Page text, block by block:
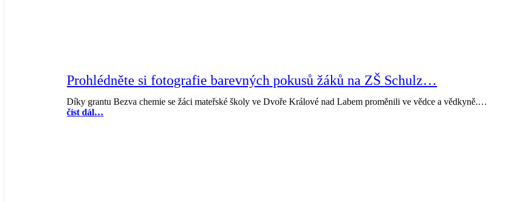
Prohlédněte si fotografie barevných pokusů žáků na ZŠ Schulz…
Díky grantu Bezva chemie se žáci mateřské školy ve Dvoře Králové nad Labem proměnili ve vědce a vědkyně.…
číst dál…